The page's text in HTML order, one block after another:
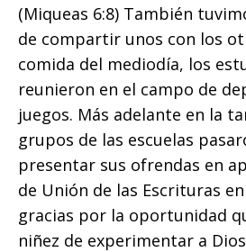
(Miqueas 6:8) También
de compartir unos con los
comida del mediodía, los
reunieron en el campo de
juegos. Más adelante en la
grupos de las escuelas
presentar sus ofrendas en
de Unión de las Escrituras
gracias por la oportunidad
niñez de experimentar a